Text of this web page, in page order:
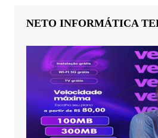
NETO INFORMÁTICA